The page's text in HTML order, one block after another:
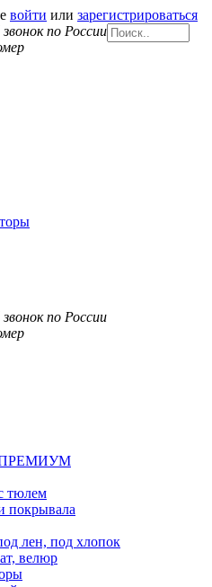
войти или зарегистрироваться
по России
по России
ПРЕМИУМ
тюлем
покрывала
лен, под хлопок
велюр